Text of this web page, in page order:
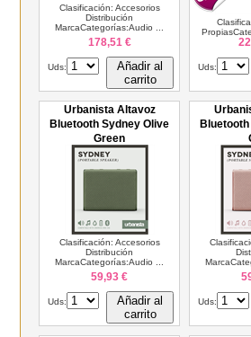
Clasificación: Accesorios
Distribución
MarcaCategorías:Audio ...
178,51 €
Uds:
Añadir al
carrito
Uds:
Urbanista Altavoz
Bluetooth Sydney Olive
Green
Clasificación: Accesorios
Distribución
MarcaCategorías:Audio ...
59,93 €
Uds:
Añadir al
carrito
Uds: